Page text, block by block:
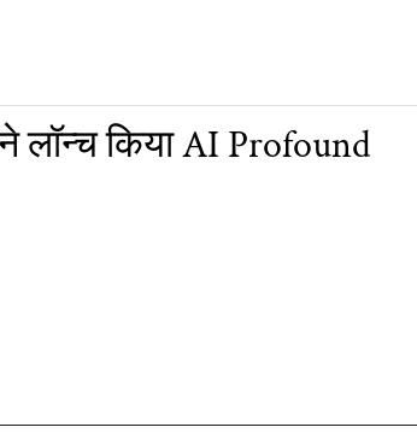
लॉन्च किया AI Profound